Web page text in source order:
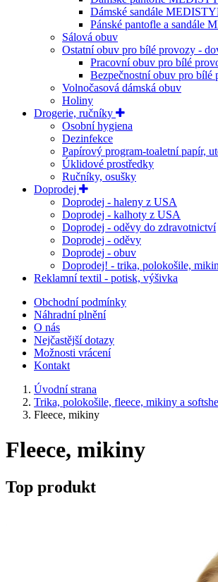
Dámské sandále
Pánské pantofle a sandále
Sálová obuv
Ostatní obuv pro bílé provozy -
Pracovní obuv pro bílé
Bezpečnostní obuv pro bílé
Volnočasová dámská obuv
Holiny
Drogerie, ručníky
Osobní hygiena
Dezinfekce
Papírový program-toaletní papír,
Úklidové prostředky
Ručníky, osušky
Doprodej
Doprodej - haleny z USA
Doprodej - kalhoty z USA
Doprodej - oděvy do zdravotnictví
Doprodej - oděvy
Doprodej - obuv
Doprodej! - trika, polokošile,
Reklamní textil - potisk, výšivka
Obchodní podmínky
Náhradní plnění
O nás
Nejčastější dotazy
Možnosti vrácení
Kontakt
Úvodní strana
Trika, polokošile, fleece, mikiny a
Fleece, mikiny
Fleece, mikiny
Top produkt